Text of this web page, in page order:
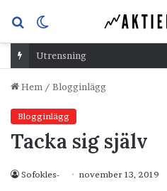
Sök
efterskin
Utrensning
Hem / Blogginlägg
Blogginlägg
Tacka sig själv
Sofokles- november 13, 2019